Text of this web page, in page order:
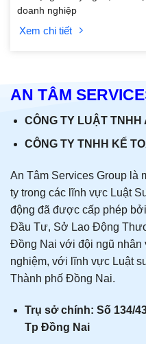
doanh nghiệp
Xem chi tiết
AN TÂM
CÔNG TY LUẬT TNHH
CÔNG TY TNHH KẾ
An Tâm Services Group là
ty trong các lĩnh vực Luật
động đã được cấp phép
Đầu Tư, Sở Lao Động
Đồng Nai với đội ngũ nhân
nghiệm, với lĩnh vực Luật
Thành phố Đồng Nai.
Trụ sở chính: Số 134/
Tp Đồng Nai